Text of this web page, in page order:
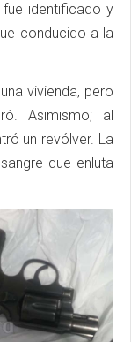
identificado y
conducido a la
vivienda, pero
Asimismo; al
un revólver. La
que enluta